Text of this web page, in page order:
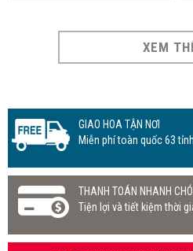
XEM
GIAO HOA TẬN NƠI
Miễn phí toàn quốc 63 tỉnh
THANH TOÁN NHANH
Tiện lợi và tiết kiệm thời